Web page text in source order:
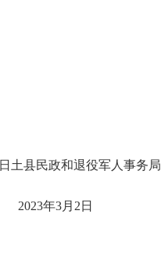
日土县民政和退役军人事务局
2023年3月2日